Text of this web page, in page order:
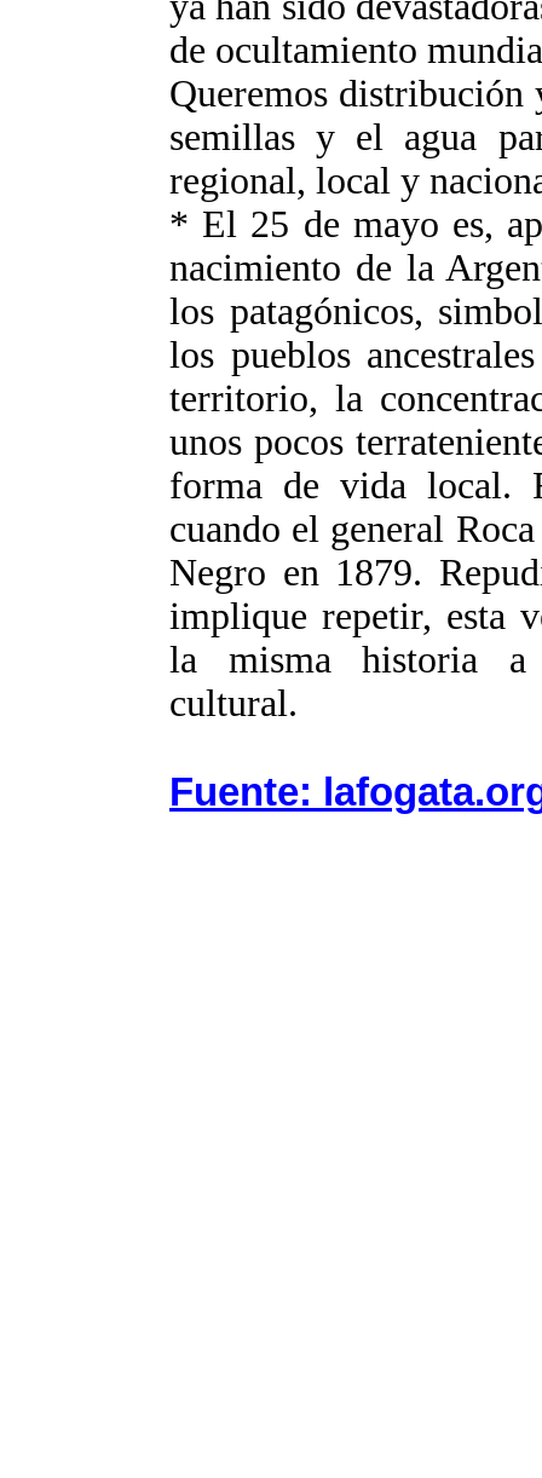
de ocultamiento
Queremos
semillas y el agua
regional, local y
* El 25 de mayo es,
nacimiento de la
los patagónicos,
los pueblos
territorio, la
unos pocos
forma de vida local.
cuando el general
Negro en 1879.
implique repetir, esta
la misma historia
cultural.
Fuente: